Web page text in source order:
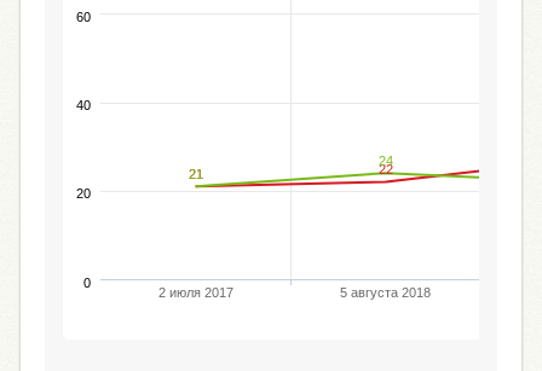
21 22
21
24
2 июля 2017 5 августа 2018
0
20
40
60